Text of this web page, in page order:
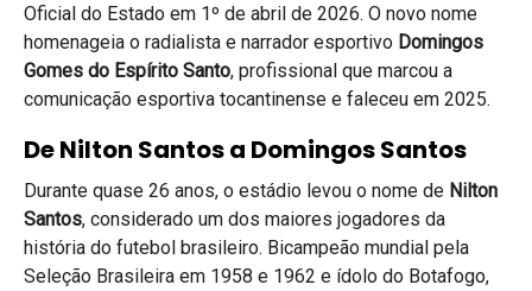
Oficial do Estado em 1º de abril de 2026. O novo nome
homenageia o radialista e narrador esportivo Domingos
Gomes do Espírito Santo, profissional que marcou a
comunicação esportiva tocantinense e faleceu em 2025.
De Nilton Santos a Domingos Santos
Durante quase 26 anos, o estádio levou o nome de Nilton
Santos, considerado um dos maiores jogadores da
história do futebol brasileiro. Bicampeão mundial pela
Seleção Brasileira em 1958 e 1962 e ídolo do Botafogo,